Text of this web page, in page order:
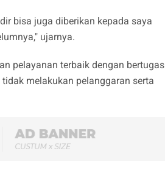
bisa juga diberikan kepada saya
ujarnya.
pelayanan terbaik dengan bertugas
melakukan pelanggaran serta